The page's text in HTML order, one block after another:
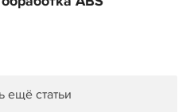
ещё статьи